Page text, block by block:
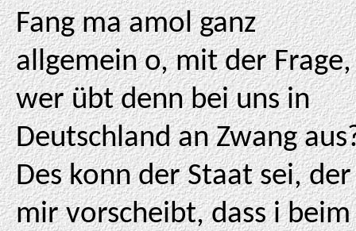
Fang ma amol ganz
allgemein o, mit der Frage,
wer übt denn bei uns in
Deutschland an Zwang
Des konn der Staat sei, der
mir vorscheibt, dass i beim